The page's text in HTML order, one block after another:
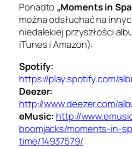
Ponadto „Moments in
można odsłuchać na
niedalekiej przyszłości
iTunes i Amazon):
Spotify:
https://play.spotify.com/
Deezer:
http://www.deezer.com/
eMusic: http://
boomjacks/moments-in-
time/14937579/